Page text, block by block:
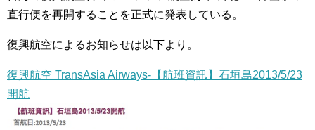
直行便を再開することを正式に発表している。
復興航空によるお知らせは以下より。
復興航空 TransAsia Airways-【航班資訊】石垣島2013/5/23
開航